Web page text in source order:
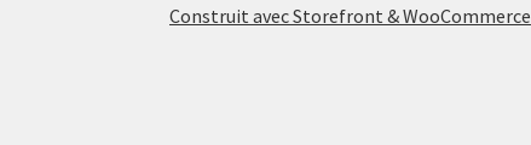
Construit avec Storefront & WooCommerce